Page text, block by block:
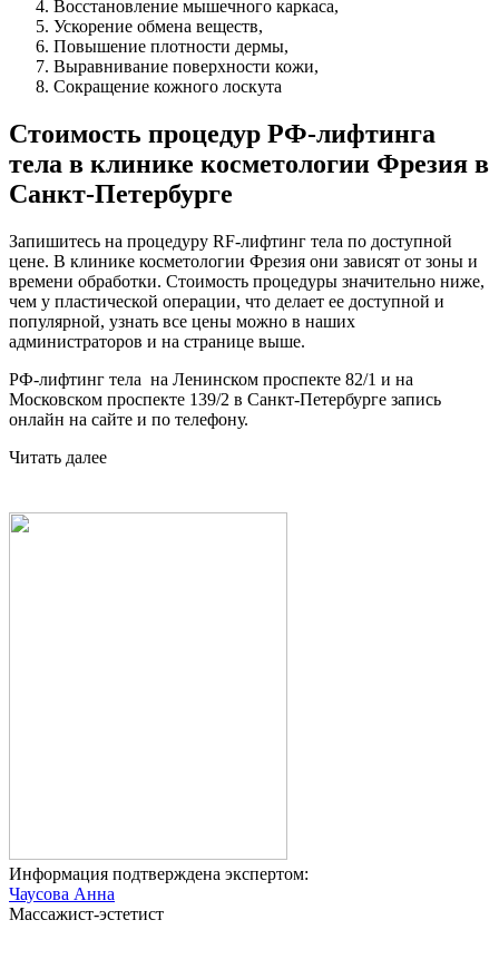
Восстановление мышечного каркаса,
Ускорение обмена веществ,
Повышение плотности дермы,
Выравнивание поверхности кожи,
Сокращение кожного лоскута
Стоимость процедур РФ-лифтинга
тела в клинике косметологии Фрезия в
Санкт-Петербурге
Запишитесь на процедуру RF-лифтинг тела по доступной
цене. В клинике косметологии Фрезия они зависят от зоны и
времени обработки. Стоимость процедуры значительно ниже,
чем у пластической операции, что делает ее доступной и
популярной, узнать все цены можно в наших
администраторов и на странице выше.
РФ-лифтинг тела на Ленинском проспекте 82/1 и на
Московском проспекте 139/2 в Санкт-Петербурге запись
онлайн на сайте и по телефону.
Читать далее
Информация подтверждена экспертом:
Чаусова Анна
Массажист-эстетист